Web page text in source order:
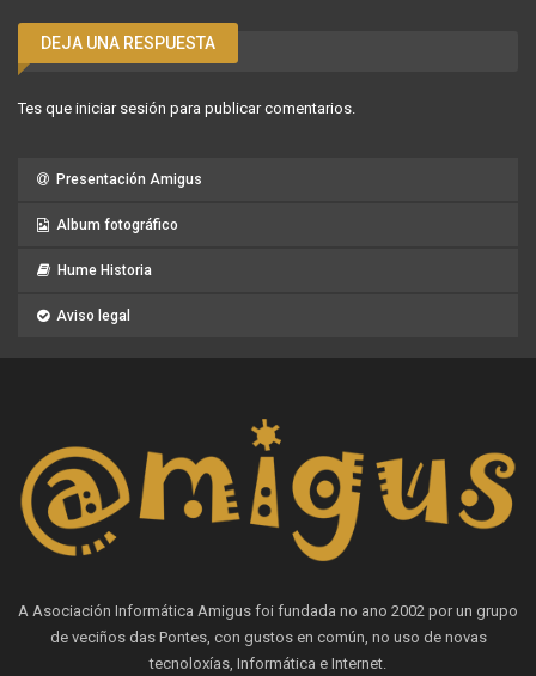
DEJA UNA RESPUESTA
Tes que iniciar sesión para publicar comentarios.
Presentación Amigus
Album fotográfico
Hume Historia
Aviso legal
A Asociación Informática Amigus foi fundada no ano 2002 por un grupo
de veciños das Pontes, con gustos en común, no uso de novas
tecnoloxías, Informática e Internet.